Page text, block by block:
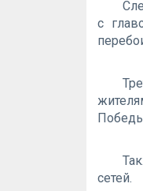
с
сетей.